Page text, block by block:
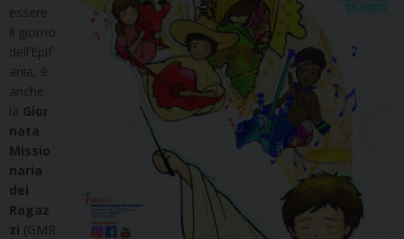
essere
il giorno
dell’Epif
ania, è
anche
la Gior
nata
Missio
naria
dei
Ragaz
zi (GMR